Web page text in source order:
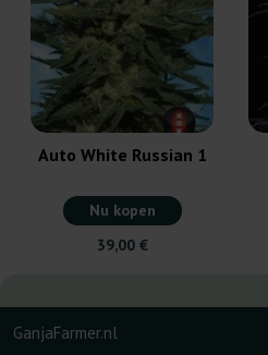
Auto White Russian 1
Nu kopen
39,00 €
GanjaFarmer.nl